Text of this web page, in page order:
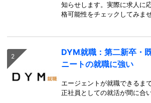
知らせします。実際に求人に
格可能性をチェックしてみませ
DYM就職：第二新卒・
ニートの就職に強い
エージェントが就職できるま
正社員としての就活が間に合い